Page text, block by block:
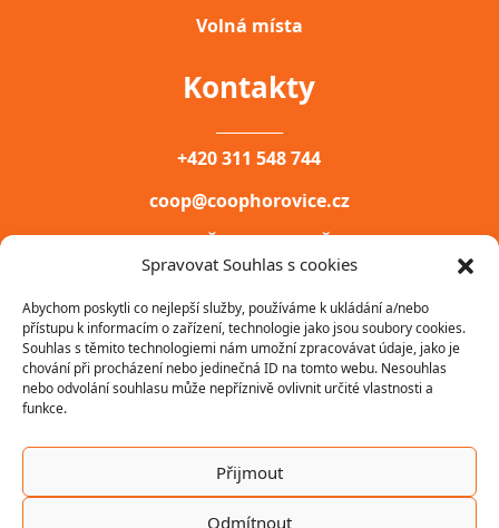
Spravovat Souhlas s cookies
Abychom poskytli co nejlepší služby, používáme k ukládání a/nebo
přístupu k informacím o zařízení, technologie jako jsou soubory cookies.
Souhlas s těmito technologiemi nám umožní zpracovávat údaje, jako je
chování při procházení nebo jedinečná ID na tomto webu. Nesouhlas
nebo odvolání souhlasu může nepříznivě ovlivnit určité vlastnosti a
funkce.
Přijmout
Odmítnout
Volná místa
Kontakty
+420 311 548 744
coop@coophorovice.cz
COOP HOŘOVICE, DRUŽSTVO
HOŘOVICE, 268 40
IČ: 00031747